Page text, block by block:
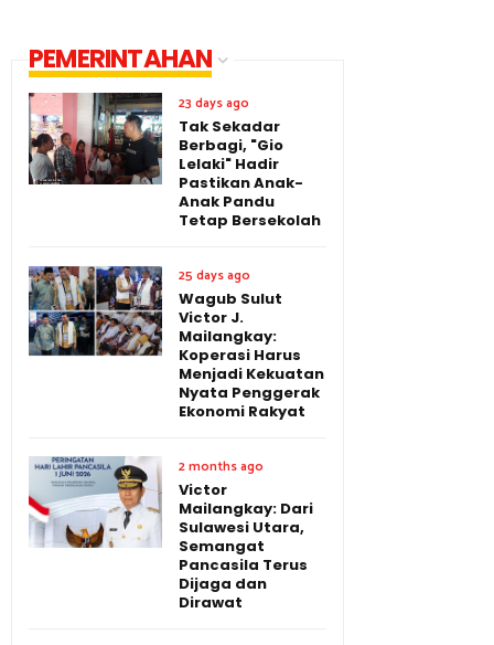
PEMERINTAHAN
23 days ago
Tak Sekadar
Berbagi, "Gio
Lelaki" Hadir
Pastikan Anak-
Anak Pandu
Tetap Bersekolah
25 days ago
Wagub Sulut
Victor J.
Mailangkay:
Koperasi Harus
Menjadi Kekuatan
Nyata Penggerak
Ekonomi Rakyat
2 months ago
Victor
Mailangkay: Dari
Sulawesi Utara,
Semangat
Pancasila Terus
Dijaga dan
Dirawat